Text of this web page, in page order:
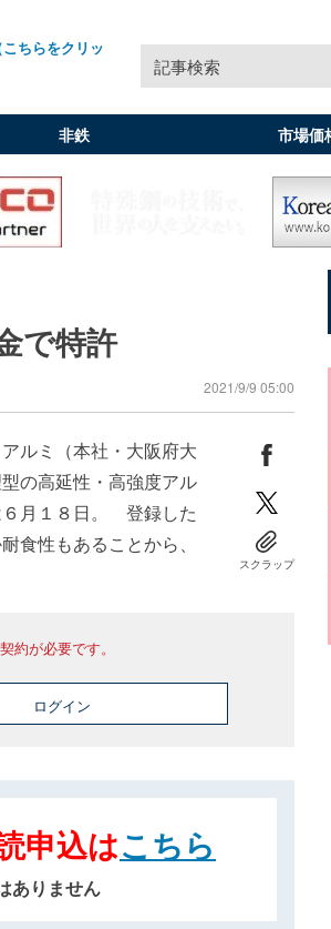
ちらをクリッ
記事検索
非鉄 市場価
で特許
2021/9/9 05:00
ルミ（本社・大阪府大
の高延性・高強度アル
６月１８日。 登録した
食性もあることから、
スクラップ
約が必要です。
ログイン
申込はこちら
ありません